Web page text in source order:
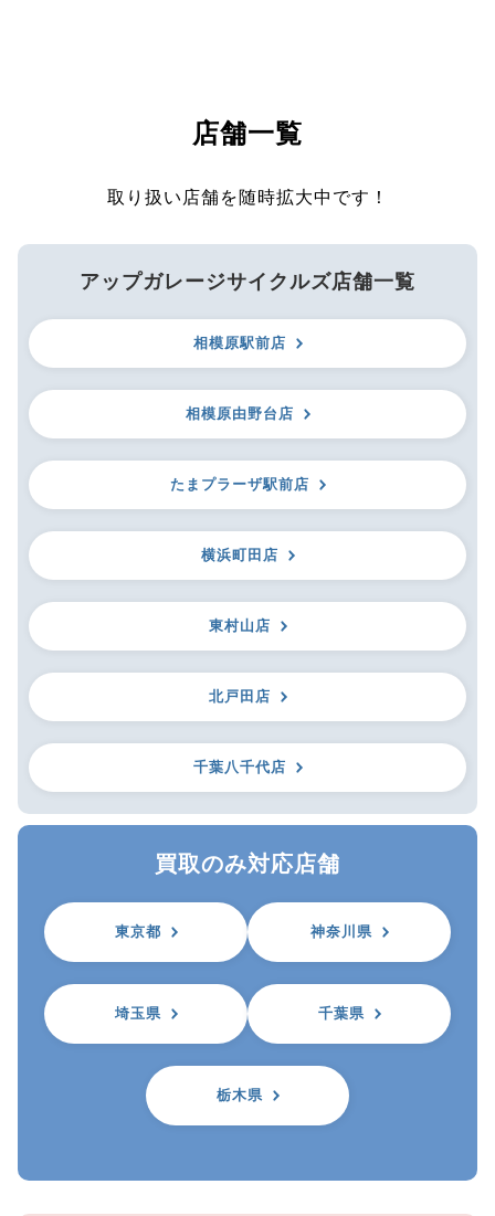
店舗一覧
取り扱い店舗を随時拡大中です！
アップガレージサイクルズ店舗一覧
相模原駅前店
相模原由野台店
たまプラーザ駅前店
横浜町田店
東村山店
北戸田店
千葉八千代店
買取のみ対応店舗
東京都 神奈川県
埼玉県 千葉県
栃木県